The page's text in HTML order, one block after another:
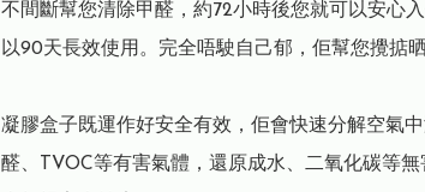
不間斷幫您清除甲醛，約72小時後您就可以安心入
以90天長效使用。完全唔駛自己郁，佢幫您攪掂晒
凝膠盒子既運作好安全有效，佢會快速分解空氣
醛、TVOC等有害氣體，還原成水、二氧化碳等